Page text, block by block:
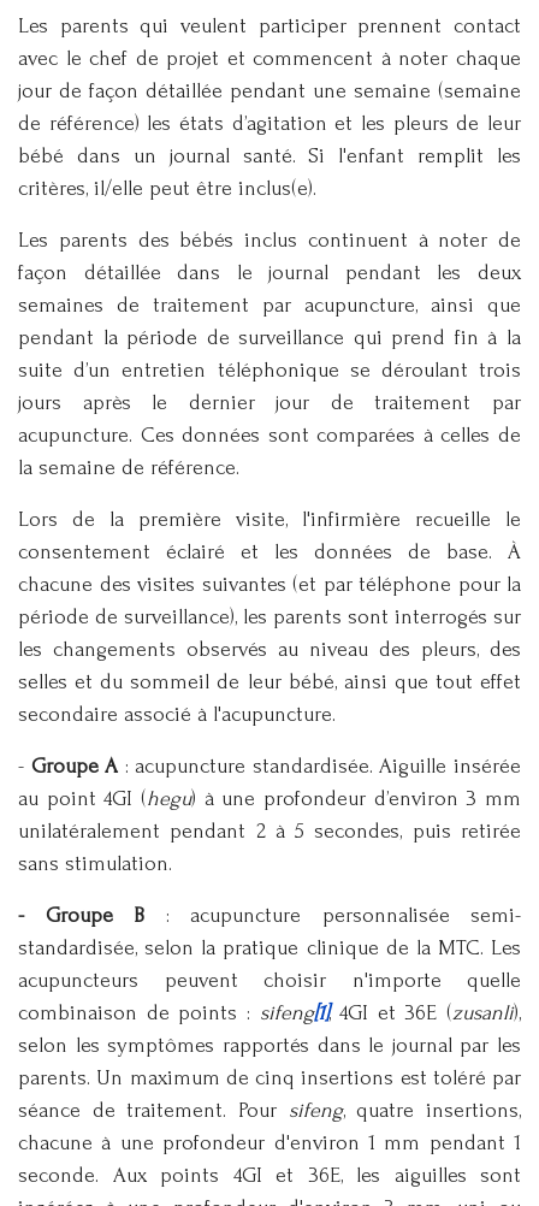
Les parents qui veulent participer prennent contact
avec le chef de projet et commencent à noter chaque
jour de façon détaillée pendant une semaine (semaine
de référence) les états d’agitation et les pleurs de leur
bébé dans un journal santé. Si l'enfant remplit les
critères, il/elle peut être inclus(e).
Les parents des bébés inclus continuent à noter de
façon détaillée dans le journal pendant les deux
semaines de traitement par acupuncture, ainsi que
pendant la période de surveillance qui prend fin à la
suite d’un entretien téléphonique se déroulant trois
jours après le dernier jour de traitement par
acupuncture. Ces données sont comparées à celles de
la semaine de référence.
Lors de la première visite, l'infirmière recueille le
consentement éclairé et les données de base. À
chacune des visites suivantes (et par téléphone pour la
période de surveillance), les parents sont interrogés sur
les changements observés au niveau des pleurs, des
selles et du sommeil de leur bébé, ainsi que tout effet
secondaire associé à l'acupuncture.
- Groupe A : acupuncture standardisée. Aiguille insérée
au point 4GI (hegu) à une profondeur d’environ 3 mm
unilatéralement pendant 2 à 5 secondes, puis retirée
sans stimulation.
- Groupe B : acupuncture personnalisée semi-
standardisée, selon la pratique clinique de la MTC. Les
acupuncteurs peuvent choisir n'importe quelle
combinaison de points : sifeng[1], 4GI et 36E (zusanli),
selon les symptômes rapportés dans le journal par les
parents. Un maximum de cinq insertions est toléré par
séance de traitement. Pour sifeng, quatre insertions,
chacune à une profondeur d'environ 1 mm pendant 1
seconde. Aux points 4GI et 36E, les aiguilles sont